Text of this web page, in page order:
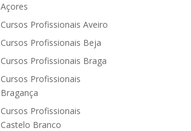
Açores
Cursos Profissionais Aveiro
Cursos Profissionais Beja
Cursos Profissionais Braga
Cursos Profissionais
Bragança
Cursos Profissionais
Castelo Branco